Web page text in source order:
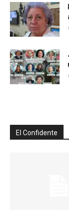
El Confidente